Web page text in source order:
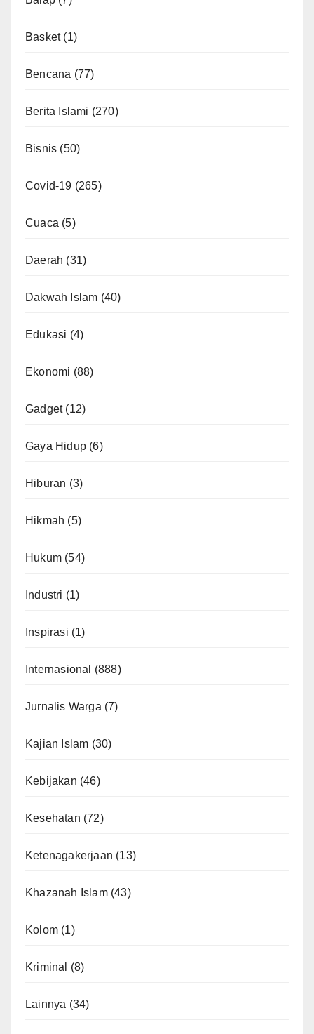
Basket(1)
Bencana (77)
Berita Islami (270)
Bisnis (50)
Covid-19 (265)
Cuaca (5)
Daerah (31)
Dakwah Islam (40)
Edukasi (4)
Ekonomi (88)
Gadget(12)
Gaya Hidup (6)
Hiburan (3)
Hikmah (5)
Hukum (54)
Industri (1)
Inspirasi (1)
Internasional (888)
Jurnalis Warga (7)
Kajian Islam (30)
Kebijakan (46)
Kesehatan (72)
Ketenagakerjaan (13)
Khazanah Islam(43)
Kolom (1)
Kriminal (8)
Lainnya (34)